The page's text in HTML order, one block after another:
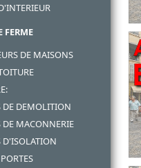
FERME
DE MAISONS
DE DEMOLITION
DE MACONNERIE
D'ISOLATION